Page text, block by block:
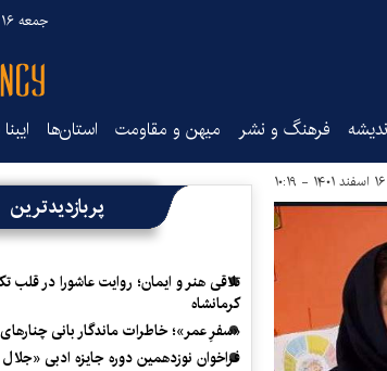
جمعه ۱۶ مرداد ۱۴۰۵
فرهنگ و نشر میهن و مقاومت استان‌ها
پربازدیدترین
تلاقی هنر و ایمان؛ روایت عاشورا در قلب
کرمانشاه
«سفرِ عمر»؛ خاطرات ماندگار بانی
فراخوان نوزدهمین دوره جایزه ادبی